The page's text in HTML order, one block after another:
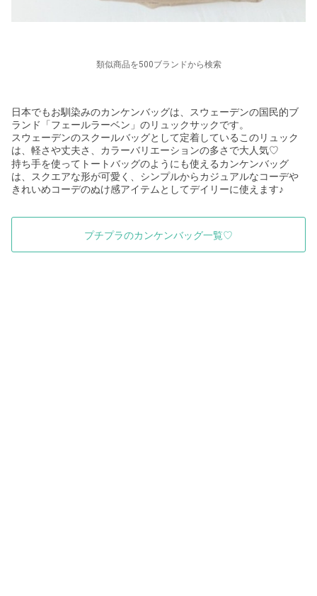
類似商品を500ブランドから検索
日本でもお馴染みのカンケンバッグは、スウェーデンの国民的ブ
ランド「フェールラーベン」のリュックサックです。
スウェーデンのスクールバッグとして定着しているこのリュック
は、軽さや丈夫さ、カラーバリエーションの多さで大人気♡
持ち手を使ってトートバッグのようにも使えるカンケンバッグ
は、スクエアな形が可愛く、シンプルからカジュアルなコーデや
きれいめコーデのぬけ感アイテムとしてデイリーに使えます♪
プチプラのカンケンバッグ一覧♡